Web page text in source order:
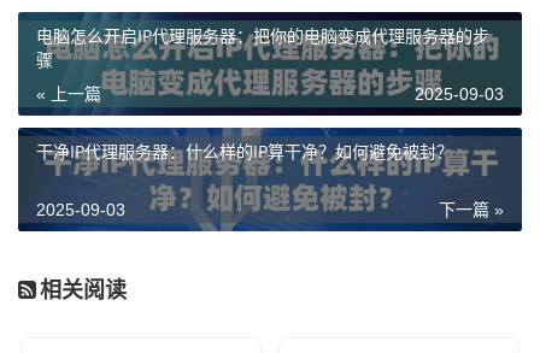
电脑怎么开启IP代理服务器：把你的电脑变成代理服务器的步
骤
« 上一篇 2025-09-03
干净IP代理服务器：什么样的IP算干净？如何避免被封？
下一篇 »
2025-09-03
相关阅读